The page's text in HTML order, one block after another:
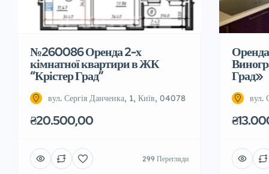
№260086 Оренда 2-х
кімнатної квартири в ЖК
“Крістер Град”
вул. Сергія Данченка, 1, Київ, 04078
₴20.500,00
299 Перегляди
Град»
вул.